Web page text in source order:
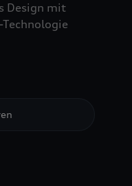
Design mit